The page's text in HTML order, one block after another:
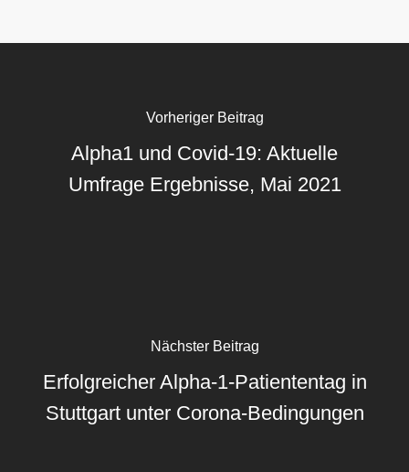
Vorheriger Beitrag
Alpha1 und Covid-19: Aktuelle
Umfrage Ergebnisse, Mai 2021
Nächster Beitrag
Erfolgreicher Alpha-1-Patiententag in
Stuttgart unter Corona-Bedingungen